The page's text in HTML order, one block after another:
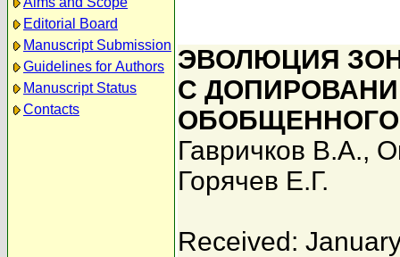
Editorial Board
Manuscript Submission
Guidelines for Authors
Manuscript Status
Contacts
ЭВОЛЮЦИЯ
С
Гавричков В.А.,
Горячев Е.Г.
Received: